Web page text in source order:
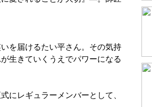
を届けるたい平さん。その気持
生きていくうえでパワーになる
にレギュラーメンバーとして、